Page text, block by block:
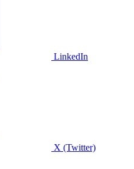
LinkedIn
X (Twitter)